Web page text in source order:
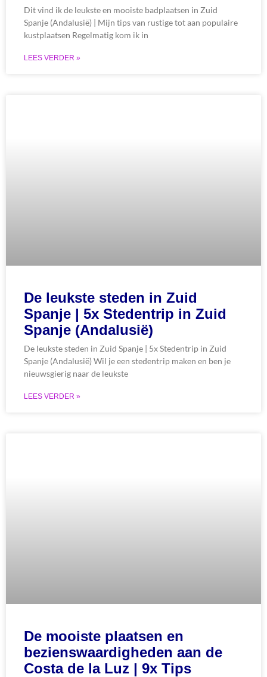
Dit vind ik de leukste en mooiste badplaatsen in Zuid
Spanje (Andalusië) | Mijn tips van rustige tot aan populaire
kustplaatsen Regelmatig kom ik in
LEES VERDER »
De leukste steden in Zuid
Spanje | 5x Stedentrip in Zuid
Spanje (Andalusië)
De leukste steden in Zuid Spanje | 5x Stedentrip in Zuid
Spanje (Andalusië) Wil je een stedentrip maken en ben je
nieuwsgierig naar de leukste
LEES VERDER »
De mooiste plaatsen en
bezienswaardigheden aan de
Costa de la Luz | 9x Tips